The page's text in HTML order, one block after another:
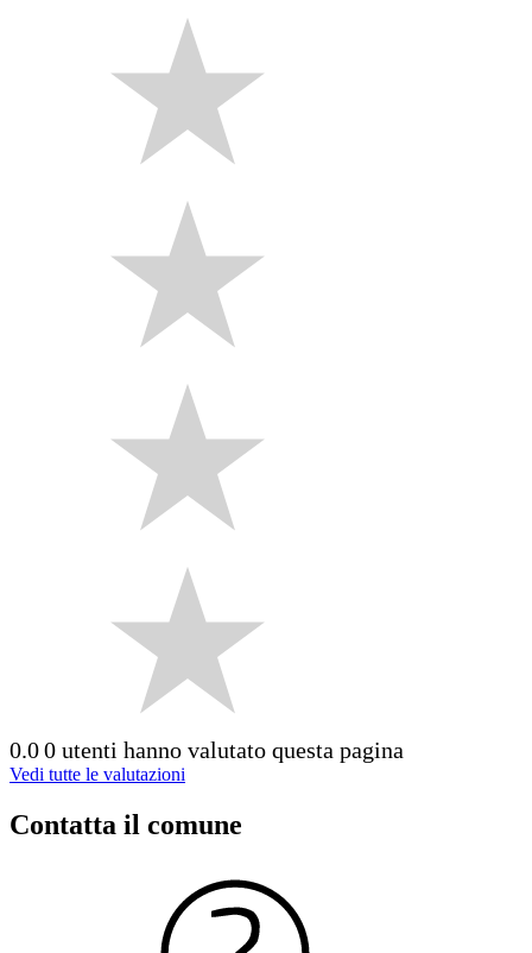
0.00 utenti hanno valutato questa pagina
Vedi tutte le valutazioni
Contatta il comune